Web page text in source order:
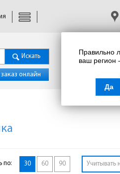
Правильно
ваш регион -
Да
Искать
онлайн
по: 30 60 90 Учитывать